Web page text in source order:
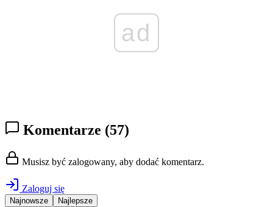
ad
Komentarze (57)
Musisz być zalogowany, aby dodać komentarz.
Zaloguj się
Najnowsze Najlepsze